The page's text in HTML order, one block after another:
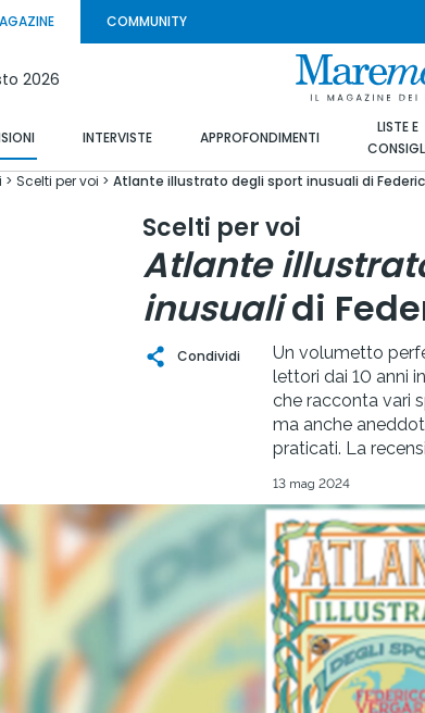
COMMUNITY
2026
INTERVISTE APPROFONDIMENTI
LISTE E
Scelti per voi Atlante illustrato degli sport inusuali di
Scelti per voi
Atlante
inusualidi
Condividi
Un volumetto
lettori dai 10 anni
che racconta vari
ma anche
praticati. La
13 mag 2024